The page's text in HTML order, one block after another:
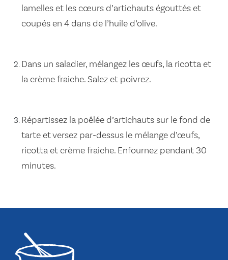
lamelles et les cœurs d’artichauts égouttés et
coupés en 4 dans de l’huile d’olive.
Dans un saladier, mélangez les œufs, la ricotta et
la crème fraiche. Salez et poivrez.
Répartissez la poêlée d’artichauts sur le fond de
tarte et versez par-dessus le mélange d’œufs,
ricotta et crème fraiche. Enfournez pendant 30
minutes.